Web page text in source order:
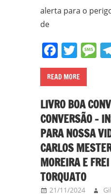
alerta para o
de
READ MORE
LIVRO BOA
CONVERSÃO –
PARA NOSSA
CARLOS
MOREIRA E
TORQUATO
21/11/2024